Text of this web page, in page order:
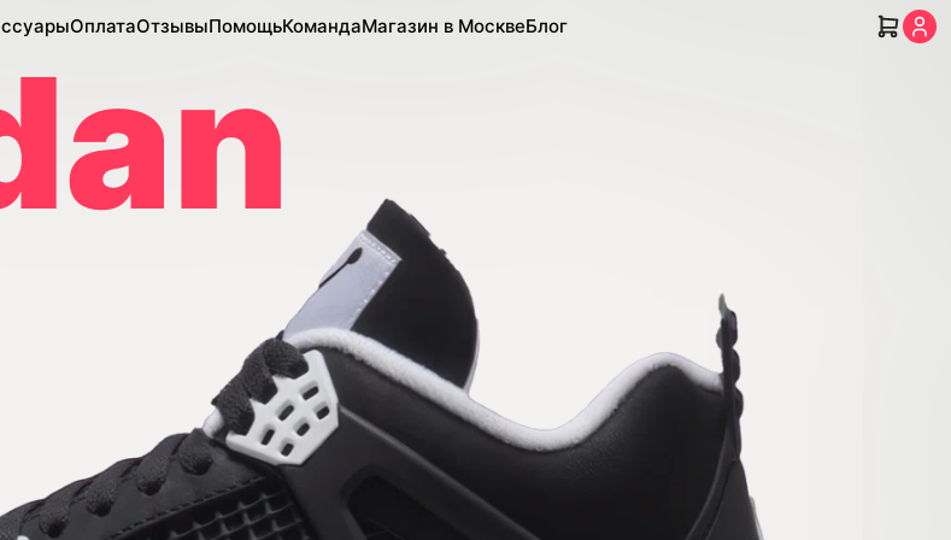
ОплатаОтзывыПомощьКомандаМагазин в МосквеБлог